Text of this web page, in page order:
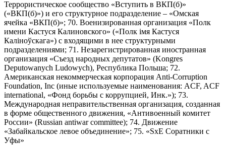
Террористическое сообщество «Вступить в ВКП(б)»
(«ВКП(б)») и его структурное подразделение – «Омская
ячейка «ВКП(б)»; 70. Военизированная организация «Полк
имени Кастуся Калиновского» («Полк iмя Кастуся
Калiноўскага») с входящими в нее структурными
подразделениями; 71. Незарегистрированная иностранная
организация «Съезд народных депутатов» (Kongres
Deputowanych Ludowych), Республика Польша; 72.
Американская некоммерческая корпорация Anti-Corruption
Foundation, Inc (иные используемые наименования: ACF, ACF
international, «Фонд борьбы с коррупцией, Инк.»); 73.
Международная неправительственная организация, созданная
в форме общественного движения, «Антивоенный комитет
России» (Russian antiwar committee); 74. Движение
«Забайкальское левое объединение»; 75. «SxE Соратники с
Уфы»